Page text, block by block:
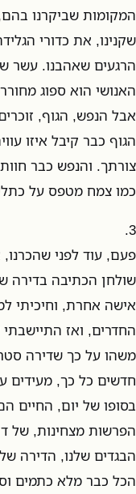
המקומות שביקרנו
שקנינו, את כדורי
הרגעים שאהבנו. עשר
האנושי הוא ספוג
אבל הנפש, הגוף,
הגוף כבר קיבל איזו
צורתך. והנפש כבר
כמו צמח מטפס על
3.
פעם, עוד לפני שהכרנו,
שולחן הכתיבה בדירה
אישה אחרת, וחיכיתי
החדרים, ואז
משהו על כך שדירה
חדשים כל כך, מעידים
בסופו של יום, החיים
הפרשות מצחינות, של
הבגדים שלנו, הדירה
הכל כבר מלא כתמים